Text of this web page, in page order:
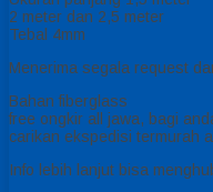
2 meter dan 2,5 meter
Tebal 4mm
Menerima segala request
Bahan fiberglass
free ongkir all jawa, bagi
carikan ekspedisi termurah
Info lebih lanjut bisa